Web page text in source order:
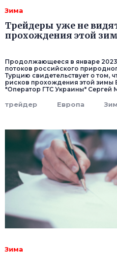
Зима
Трейдеры уже не
прохождения этой
Продолжающееся в январе
потоков российского
Турцию свидетельствует о том,
рисков прохождения этой зимы
"Оператор ГТС Украины" Сергей
трейдер Европа
Зима